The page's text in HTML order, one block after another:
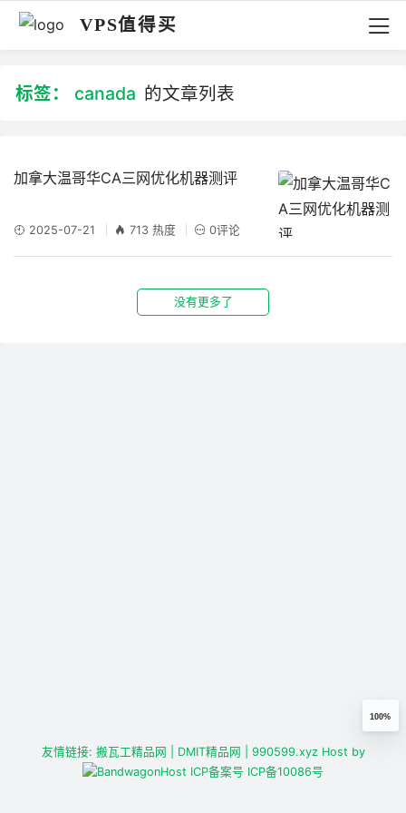
VPS值得买
标签： canada 的文章列表
加拿大温哥华CA三网优化机器测评
2025-07-21 713 热度 0评论
没有更多了
100%
友情链接: 搬瓦工精品网 | DMIT精品网 | 990599.xyzHost by
ICP备案号 ICP备10086号